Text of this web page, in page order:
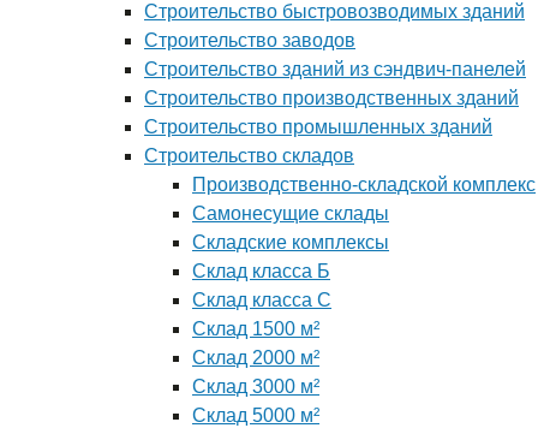
Строительство быстровозводимых зданий
Строительство заводов
Строительство зданий из сэндвич-панелей
Строительство производственных зданий
Строительство промышленных зданий
Строительство складов
Производственно-складской комплекс
Самонесущие склады
Складские комплексы
Склад класса Б
Склад класса С
Склад 1500 м²
Склад 2000 м²
Склад 3000 м²
Склад 5000 м²